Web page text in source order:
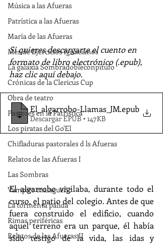
Música a las Afueras
Patrística a las Afueras
María de las Afueras
Mes de Ejercicios Ignacianos
La galaxia Sombradobleconpitufo
Crónicas de la Clericus Cup
Obra de teatro
Pastores en la Patrística
Los piratas del Go'El
Chifladuras pastorales d ls Afueras
Relatos de las Afueras I
Las Sombras
Vampiro malagueño
La tormenta pálida
Rimas periféricas
Relatos de las Afueras II
Si quieres descargarte el cuento en
formato de libro electrónico (.epub),
haz clic aquí debajo.
El_algarrobo-Llamas_JM.epub
Descargar EPUB • 147KB
El algarrobo vigilaba, durante todo el
curso, el patio del colegio. Antes de que
fuera construido el edificio, cuando
aquel terreno era un parque, él había
sido testigo de la vida, las idas y